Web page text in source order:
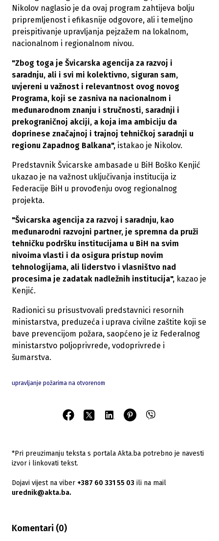
Nikolov naglasio je da ovaj program zahtijeva bolju
pripremljenost i efikasnije odgovore, ali i temeljno
preispitivanje upravljanja pejzažem na lokalnom,
nacionalnom i regionalnom nivou.
"Zbog toga je Švicarska agencija za razvoj i
saradnju, ali i svi mi kolektivno, siguran sam,
uvjereni u važnost i relevantnost ovog novog
Programa, koji se zasniva na nacionalnom i
međunarodnom znanju i stručnosti, saradnji i
prekograničnoj akciji, a koja ima ambiciju da
doprinese značajnoj i trajnoj tehničkoj saradnji u
regionu Zapadnog Balkana", istakao je Nikolov.
Predstavnik Švicarske ambasade u BiH Boško Kenjić
ukazao je na važnost uključivanja institucija iz
Federacije BiH u provođenju ovog regionalnog
projekta.
"Švicarska agencija za razvoj i saradnju, kao
međunarodni razvojni partner, je spremna da pruži
tehničku podršku institucijama u BiH na svim
nivoima vlasti i da osigura pristup novim
tehnologijama, ali liderstvo i vlasništvo nad
procesima je zadatak nadležnih institucija", kazao je
Kenjić.
Radionici su prisustvovali predstavnici resornih
ministarstva, preduzeća i uprava civilne zaštite koji se
bave prevencijom požara, saopćeno je iz Federalnog
ministarstvo poljoprivrede, vodoprivrede i
šumarstva.
upravljanje požarima na otvorenom
*Pri preuzimanju teksta s portala Akta.ba potrebno je navesti
izvor i linkovati tekst.
Dojavi vijest na viber +387 60 331 55 03 ili na mail
urednik@akta.ba.
Komentari (0)